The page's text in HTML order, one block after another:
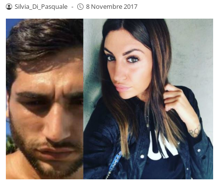
Silvia_Di_Pasquale - 8 Novembre 2017